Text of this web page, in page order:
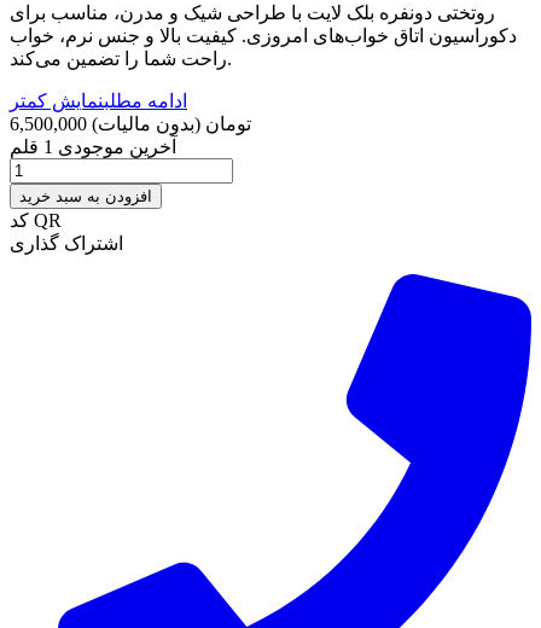
روتختی دونفره بلک لایت با طراحی شیک و مدرن، مناسب برای
دکوراسیون اتاق خواب‌های امروزی. کیفیت بالا و جنس نرم، خواب
راحت شما را تضمین می‌کند.
ادامه مطلبنمایش کمتر
6,500,000 تومان (بدون مالیات)
آخرین موجودی 1 قلم
افزودن به سبد خرید
کد QR
اشتراک گذاری